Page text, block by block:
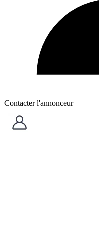
Contacter l'annonceur